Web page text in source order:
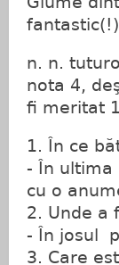
fantastic(!)
n. n.
nota 4,
fi meritat
1. În ce
- În ultima
cu o
2. Unde a
- În josul
3. Care